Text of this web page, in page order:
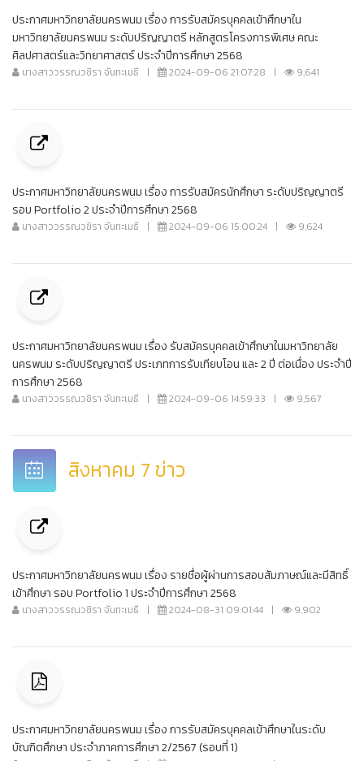
ประกาศมหาวิทยาลัยนครพนม เรื่อง การรับสมัครบุคคลเข้าศึกษาใน
มหาวิทยาลัยนครพนม ระดับปริญญาตรี หลักสูตรโครงการพิเศษ คณะ
ศิลปศาสตร์และวิทยาศาสตร์ ประจำปีการศึกษา 2568
นางสาววรรณวชิรา จันทะเมธี | 2024-09-06 21:07:28 | 9,641
ประกาศมหาวิทยาลัยนครพนม เรื่อง การรับสมัครนักศึกษา ระดับปริญญาตรี
รอบ Portfolio 2 ประจำปีการศึกษา 2568
นางสาววรรณวชิรา จันทะเมธี | 2024-09-06 15:00:24 | 9,624
ประกาศมหาวิทยาลัยนครพนม เรื่อง รับสมัครบุคคลเข้าศึกษาในมหาวิทยาลัย
นครพนม ระดับปริญญาตรี ประเภทการรับเทียบโอน และ 2 ปี ต่อเนื่อง ประจำปี
การศึกษา 2568
นางสาววรรณวชิรา จันทะเมธี | 2024-09-06 14:59:33 | 9,567
สิงหาคม 7 ข่าว
ประกาศมหาวิทยาลัยนครพนม เรื่อง รายชื่อผู้ผ่านการสอบสัมภาษณ์และมีสิทธิ์
เข้าศึกษา รอบ Portfolio 1 ประจำปีการศึกษา 2568
นางสาววรรณวชิรา จันทะเมธี | 2024-08-31 09:01:44 | 9,902
ประกาศมหาวิทยาลัยนครพนม เรื่อง การรับสมัครบุคคลเข้าศึกษาในระดับ
บัณฑิตศึกษา ประจำภาคการศึกษา 2/2567 (รอบที่ 1)